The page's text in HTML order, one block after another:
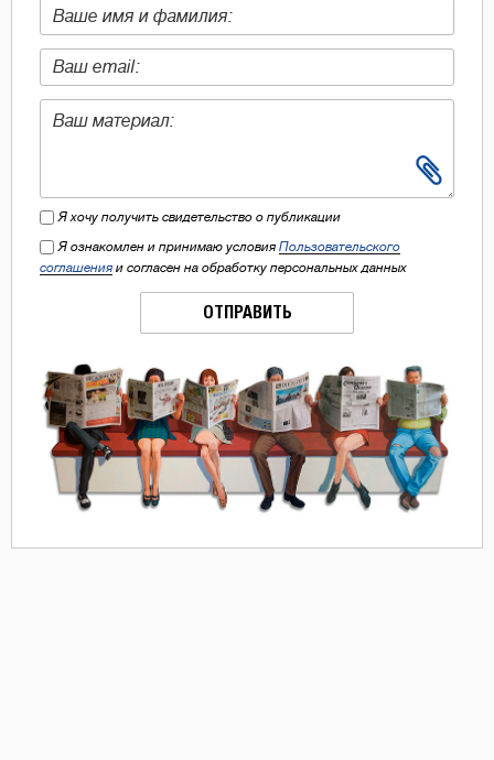
Я хочу получить свидетельство о публикации
Я ознакомлен и принимаю условия Пользовательского
соглашения и согласен на обработку персональных данных
ОТПРАВИТЬ